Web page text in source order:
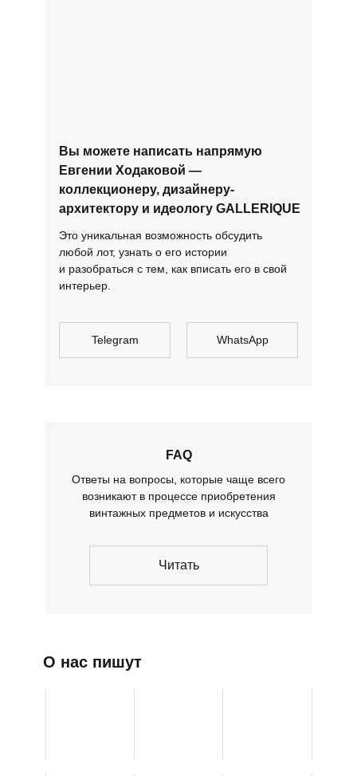
Telegram WhatsApp
Это уникальная возможность обсудить
любой лот, узнать о его истории
и разобраться с тем, как вписать его в свой
интерьер.
FAQ
Ответы на вопросы, которые чаще всего
возникают в процессе приобретения
винтажных предметов и искусства
Вы можете написать напрямую
Евгении Ходаковой —
коллекционеру, дизайнеру-
архитектору и идеологу GALLERIQUE
Читать
О нас пишут